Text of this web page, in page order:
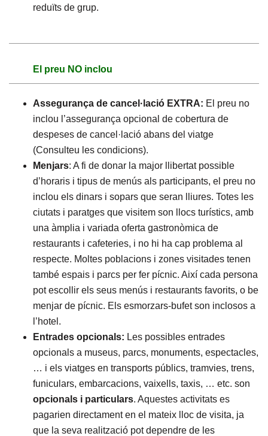
reduïts de grup.
El preu NO inclou
Assegurança de cancel·lació EXTRA: El preu no
inclou l’assegurança opcional de cobertura de
despeses de cancel·lació abans del viatge
(Consulteu les condicions).
Menjars: A fi de donar la major llibertat possible
d’horaris i tipus de menús als participants, el preu no
inclou els dinars i sopars que seran lliures. Totes les
ciutats i paratges que visitem son llocs turístics, amb
una àmplia i variada oferta gastronòmica de
restaurants i cafeteries, i no hi ha cap problema al
respecte. Moltes poblacions i zones visitades tenen
també espais i parcs per fer pícnic. Així cada persona
pot escollir els seus menús i restaurants favorits, o be
menjar de pícnic. Els esmorzars-bufet son inclosos a
l’hotel.
Entrades opcionals: Les possibles entrades
opcionals a museus, parcs, monuments, espectacles,
… i els viatges en transports públics, tramvies, trens,
funiculars, embarcacions, vaixells, taxis, … etc. son
opcionals i particulars. Aquestes activitats es
pagarien directament en el mateix lloc de visita, ja
que la seva realització pot dependre de les